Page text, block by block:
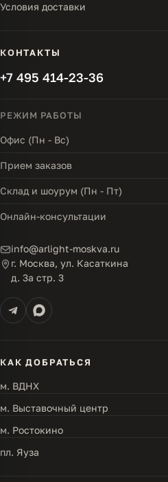
Условия доставки
КОНТАКТЫ
+7 495 414-23-36
РЕЖИМ РАБОТЫ
Офис (Пн - Вс)
Прием заказов
Склад и шоурум (Пн - Пт)
Онлайн-консультации
info@arlight-moskva.ru
г. Москва, ул. Касаткина
д. 3а стр. 3
КАК ДОБРАТЬСЯ
м. ВДНХ
м. Выставочный центр
м. Ростокино
пл. Яуза